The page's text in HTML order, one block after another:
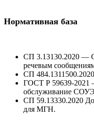
Нормативная база
СП 3.13130.2020 —
речевым
СП
ГОСТ Р 59639-2021
обслуживание СОУЭ
СП 59.13330.2020
для МГН.